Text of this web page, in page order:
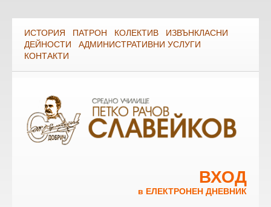
ИСТОРИЯ ПАТРОН КОЛЕКТИВ
ИЗВЪНКЛАСНИ
ДЕЙНОСТИ
АДМИНИСТРАТИВНИ УСЛУГИ
КОНТАКТИ
ВХОД
в ЕЛЕКТРОНЕН ДНЕВНИК